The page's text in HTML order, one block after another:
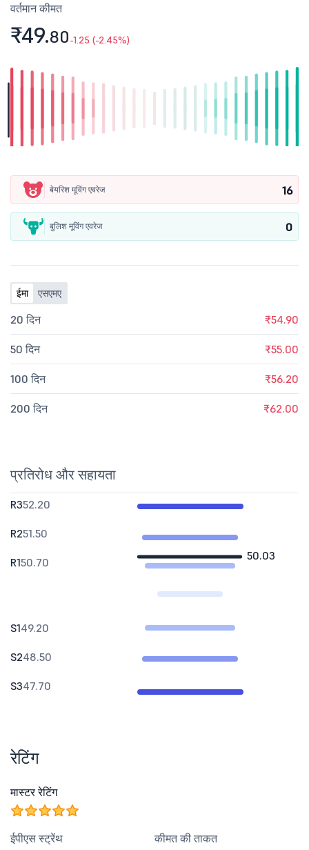
वर्तमान कीमत
₹49.80-1.25 (-2.45%)
बेयरिश मूविंग एवरेज 16
बुलिश मूविंग एवरेज 0
ईमा एसएमए
20 दिन ₹54.90
50 दिन ₹55.00
100 दिन ₹56.20
200 दिन ₹62.00
प्रतिरोध और सहायता
50.03
R352.20
R251.50
R150.70
S149.20
S248.50
S347.70
रेटिंग
मास्टर रेटिंग
ईपीएस स्ट्रेंथ कीमत की ताकत